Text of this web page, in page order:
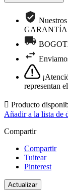
GARANTÍA
representan
 Producto
Añadir a la lista de
Compartir
Compartir
Tuitear
Pinterest